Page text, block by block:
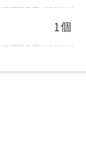
1個